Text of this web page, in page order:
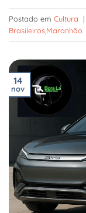
Postado em Cultura |
BrasileirosMaranhão
14
nov